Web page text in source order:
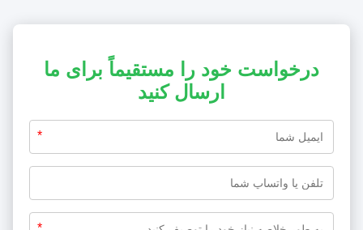
درخواست خود را مستقیماً برای ما
ارسال کنید